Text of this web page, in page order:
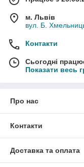
м. Львів
вул. Б.
Контакти
Сьогодні
Показати весь
Про нас
Контакти
Доставка та оплата